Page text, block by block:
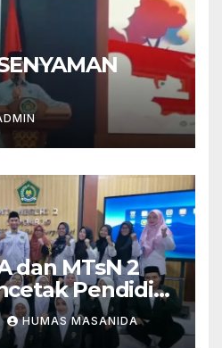
dan MTsN 2
Pendidik
HUMAS MASANIDA